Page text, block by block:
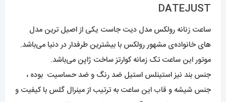
DATEJUST
ساعت زنانه رولکس مدل دیت جاست یکی از اصیل ترین مدل
های خانواده‌ی مشهور رولکس با بیشترین طرفدار در دنیا می‌باشد.
موتور این ساعت تک زمانه کوارتز ساخت ژاپن می‌باشد.
جنس بند نیز استینلس استیل ضد رنگ و ضد حساسیت بوده ،
جنس شیشه و قاب این ساعت به ترتیب از مینرال گلس با کیفیت و